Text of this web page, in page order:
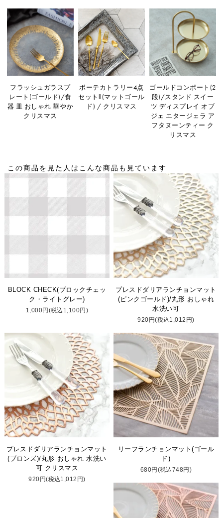
フラッシュガラスプ
レート(ゴールド)/食
器 皿 おしゃれ 華やか
クリスマス
ボーテカトラリー4点
セットll(マットゴール
ド) / クリスマス
ゴールドコンポート(2
段)/スタンド スイー
ツ ディスプレイ オブ
ジェ エタージェラ ア
フタヌーンティー ク
リスマス
この商品を見た人はこんな商品も見ています
BLOCK CHECK(ブロックチェッ
ク・ライトグレー)
1,000円(税込1,100円)
プレスドダリアランチョンマット
(ピンクゴールド)/丸形 おしゃれ
水洗い可
920円(税込1,012円)
プレスドダリアランチョンマット
(ブロンズ)/丸形 おしゃれ 水洗い
可 クリスマス
920円(税込1,012円)
リーフランチョンマット(ゴール
ド)
680円(税込748円)